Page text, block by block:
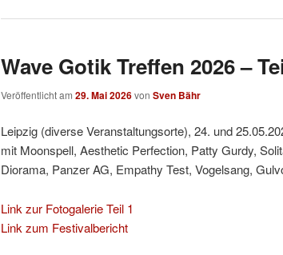
Wave Gotik Treffen 2026 –
Veröffentlicht am 29. Mai 2026von Sven Bähr
Leipzig (diverse Veranstaltungsorte), 24. und
mit Moonspell, Aesthetic Perfection, Patty Gurdy,
Diorama, Panzer AG, Empathy Test, Vogelsang,
Link zur Fotogalerie Teil 1
Link zum Festivalbericht